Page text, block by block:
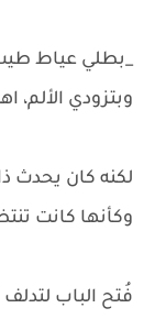
_بطلي عياط
وبتزودي
لكنه كان يحدث
وكأنها كانت
فُتح الباب